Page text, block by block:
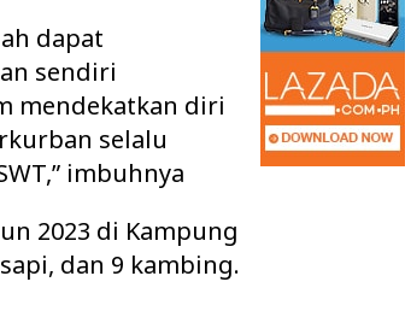
dapat
sendiri
mendekatkan diri
selalu
imbuhnya
2023 di Kampung
dan 9 kambing.
Pisah Sambut Kapolres Way Kanan,
Ramadhona Siap Lanj…